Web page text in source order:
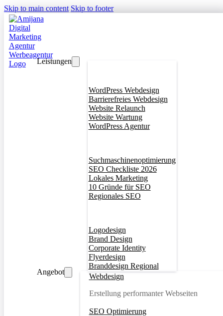
Skip to main content Skip to footer
Leistungen
WordPress Webdesign
Barrierefreies Webdesign
Website Relaunch
Website Wartung
WordPress Agentur
Suchmaschinenoptimierung
SEO Checkliste 2026
Lokales Marketing
10 Gründe für SEO
Regionales SEO
Logodesign
Brand Design
Corporate Identity
Flyerdesign
Branddesign Regional
Angebot
Webdesign
Erstellung performanter Webseiten
SEO Optimierung